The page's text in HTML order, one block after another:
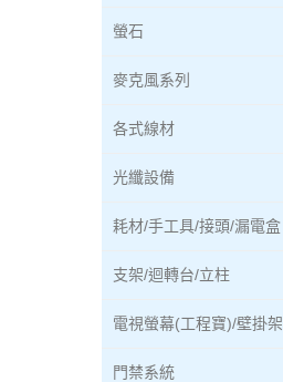
螢石
麥克風系列
各式線材
光纖設備
耗材/手工具/接頭/漏電盒
支架/迴轉台/立柱
電視螢幕(工程寶)/壁掛架
門禁系統